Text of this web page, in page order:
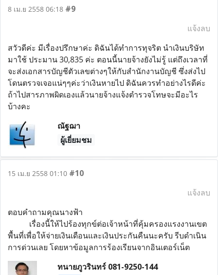
8 เม.ย 2558 06:18 #9
แจ้งลบ
สวัวดีค่ะ มีเรื่องปรึกษาค่ะ ดิฉันได้ทำการทุจริต นำเงินบริษัท
มาใช้ ประมาน 30,835 ค่ะ ตอนนี้นายจ้างยังไม่รู้ แต่ถึงเวลาที่
จะส่งเอกสารบัญชีตัวเลขต่างๆให้กับสำนักงานบัญชี ซึ่งส่งไป
โดนตรวจเจอแน่ๆๆค่ะว่าเงินหายไป ดิฉันควรทำอย่างไรดีค่ะ
ถ้าไปสารภาพผิดเองแล้วนายจ้างแจ้งตำรวจโทษจะมีอะไร
บ้างคะ
ณัฐฌา
ผู้เยี่ยมชม
15 เม.ย 2558 01:10 #10
แจ้งลบ
ตอบคำถามคุณนางฟ้า
เรื่องนี้ให้ไปร้องทุกข์ต่อเจ้าหน้าที่คุ้มครองแรงงานเขต
พื้นที่เพื่อให้จ่ายเงินเดือนและเงินประกันคืนนะครับ รีบดำเนิน
การด่วนเลย โดยหาข้อมูลการร้องเรียนจากอินเตอร์เน็ต
ทนายภูวรินทร์ 081-9250-144